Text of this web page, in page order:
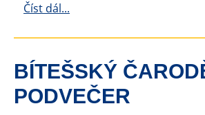
Číst dál...
BÍTEŠSKÝ
PODVEČER